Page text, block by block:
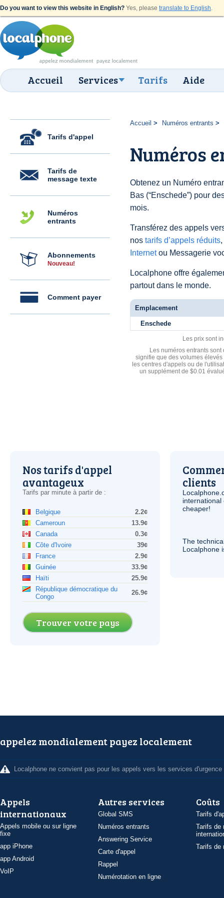
Do you want to view this website in English? Yes, please translate to English.
Accueil Services Tarifs Aide
Tarifs d'appel
Tarifs de
message texte
Numéros
entrants
Abonnements
Nouveau!
Comment payer
Accueil Numéros entrants
Numéros
Obtenez un Numéro
Bas (“Enschede”) pour
mois.
Transférez des appels
nos tarifs d’appels réduits
Internetou Messagerie
Localphone offre
partout dans le monde.
Emplacement
Enschede
Les prix sont
Les numéros entrants
signifie que des volumes
les centres d'appels ou de
un supplément de $0.01
Nos tarifs d'appel
avantageux
Tarifs par minute à partir de :
Belgique
2.2¢
Cameroun
13.9¢
Canada
0.3¢
Côte d'Ivoire
39¢
France
2.9¢
Guinée
33.9¢
Haïti
25.9¢
République démocratique du
Congo
26.9¢
Trouver votre pays
clients
international
cheaper!
The
Localphone
appelez mondialement payez localement
Localphone ne convient pas pour les appels vers les services d'urgence
Appels
internationaux
Appels mobile ou sur ligne
fixe
app iPhone
app Android
VoIP
Autres services
Global SMS
Numéros entrants
Answering Service
Carte d'appel
Rappel
Numérotation en ligne
Coûts
Tarifs
Tarifs de
Tarifs de